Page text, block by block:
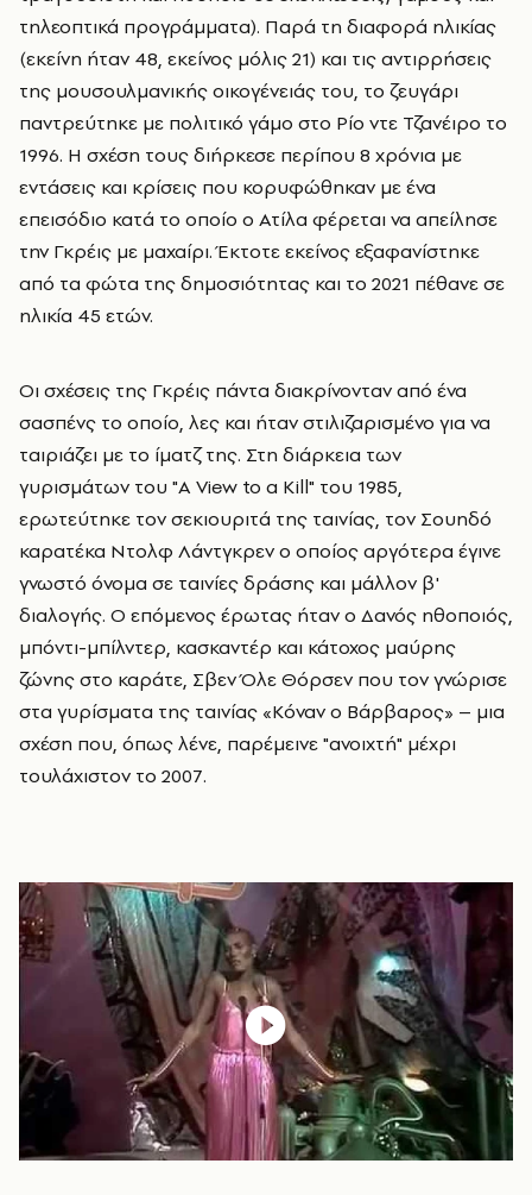
τηλεοπτικά προγράμματα). Παρά τη διαφορά ηλικίας
(εκείνη ήταν 48, εκείνος μόλις 21) και τις αντιρρήσεις
της μουσουλμανικής οικογένειάς του, το ζευγάρι
παντρεύτηκε με πολιτικό γάμο στο Ρίο ντε Τζανέιρο το
1996. Η σχέση τους διήρκεσε περίπου 8 χρόνια με
εντάσεις και κρίσεις που κορυφώθηκαν με ένα
επεισόδιο κατά το οποίο ο Ατίλα φέρεται να απείλησε
την Γκρέις με μαχαίρι. Έκτοτε εκείνος εξαφανίστηκε
από τα φώτα της δημοσιότητας και το 2021 πέθανε σε
ηλικία 45 ετών.
Οι σχέσεις της Γκρέις πάντα διακρίνονταν από ένα
σασπένς το οποίο, λες και ήταν στιλιζαρισμένο για να
ταιριάζει με το ίματζ της. Στη διάρκεια των
γυρισμάτων του "A View to a Kill" του 1985,
ερωτεύτηκε τον σεκιουριτά της ταινίας, τον Σουηδό
καρατέκα Ντολφ Λάντγκρεν ο οποίος αργότερα έγινε
γνωστό όνομα σε ταινίες δράσης και μάλλον β'
διαλογής. Ο επόμενος έρωτας ήταν ο Δανός ηθοποιός,
μπόντι-μπίλντερ, κασκαντέρ και κάτοχος μαύρης
ζώνης στο καράτε, Σβεν Όλε Θόρσεν που τον γνώρισε
στα γυρίσματα της ταινίας «Κόναν ο Βάρβαρος» – μια
σχέση που, όπως λένε, παρέμεινε "ανοιχτή" μέχρι
τουλάχιστον το 2007.